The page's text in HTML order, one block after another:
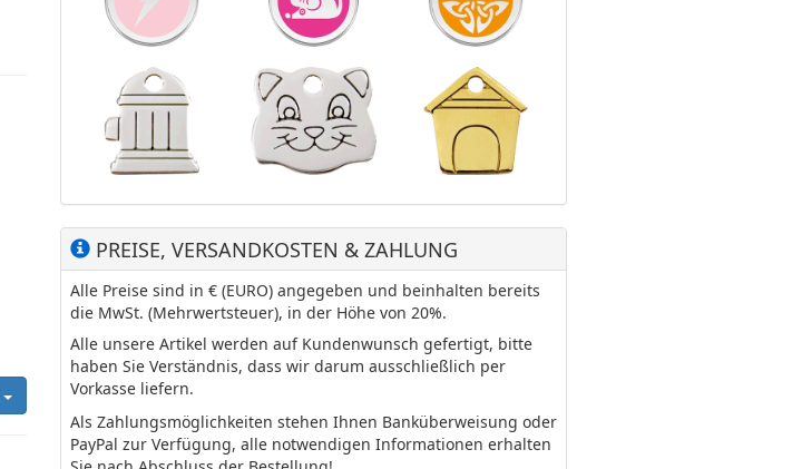
PREISE, VERSANDKOSTEN & ZAHLUNG
Alle Preise sind in € (EURO) angegeben und beinhalten bereits
die MwSt. (Mehrwertsteuer), in der Höhe von 20%.
Alle unsere Artikel werden auf Kundenwunsch gefertigt, bitte
haben Sie Verständnis, dass wir darum ausschließlich per
Vorkasse liefern.
Als Zahlungsmöglichkeiten stehen Ihnen Banküberweisung oder
PayPal zur Verfügung, alle notwendigen Informationen erhalten